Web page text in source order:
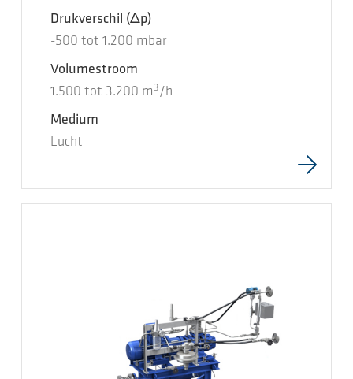
Drukverschil (Δp)
-500 tot 1.200 mbar
Volumestroom
1.500 tot 3.200 m 3 /h
Medium
Lucht